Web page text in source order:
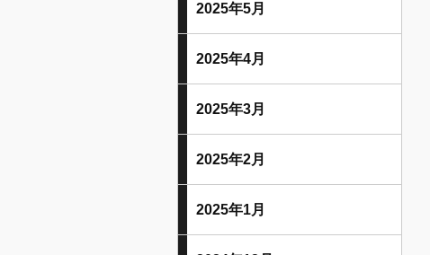
2025年5月
2025年4月
2025年3月
2025年2月
2025年1月